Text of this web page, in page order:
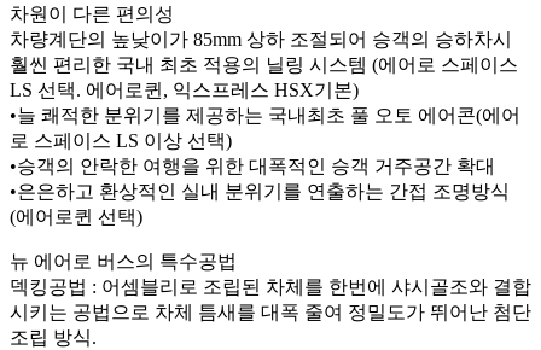
차원이 다른 편의성
차량계단의 높낮이가 85mm 상하 조절되어 승객의 승하차시
훨씬 편리한 국내 최초 적용의 닐링 시스템 (에어로 스페이스
LS 선택. 에어로퀸, 익스프레스 HSX기본)
•늘 쾌적한 분위기를 제공하는 국내최초 풀 오토 에어콘(에어
로 스페이스 LS 이상 선택)
•승객의 안락한 여행을 위한 대폭적인 승객 거주공간 확대
•은은하고 환상적인 실내 분위기를 연출하는 간접 조명방식
(에어로퀸 선택)
뉴 에어로 버스의 특수공법
덱킹공법 : 어셈블리로 조립된 차체를 한번에 샤시골조와 결합
시키는 공법으로 차체 틈새를 대폭 줄여 정밀도가 뛰어난 첨단
조립 방식.